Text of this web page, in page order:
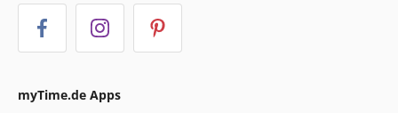
myTime.de Apps